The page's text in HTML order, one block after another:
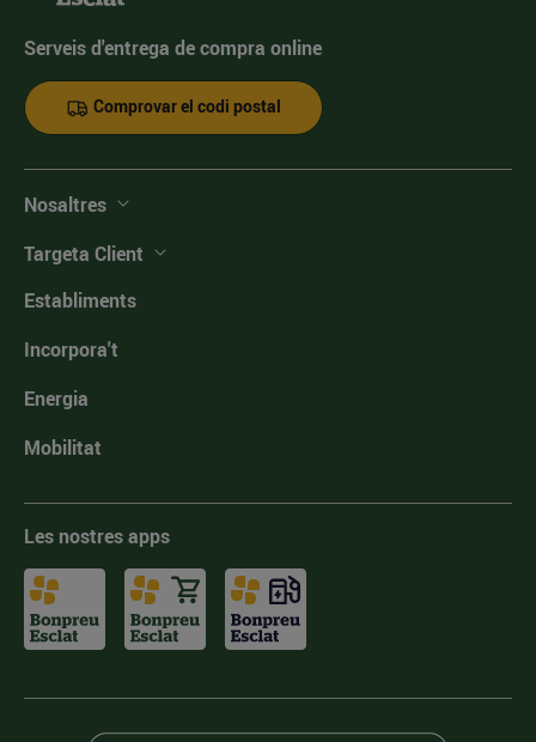
Serveis d'entrega de compra online
Comprovar el codi postal
Nosaltres
Targeta Client
Establiments
Incorpora't
Energia
Mobilitat
Les nostres apps